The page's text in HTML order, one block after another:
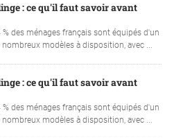
: ce qu'il faut savoir avant
des ménages français sont équipés d'un
modèles à disposition, avec ...
: ce qu'il faut savoir avant
des ménages français sont équipés d'un
modèles à disposition, avec ...